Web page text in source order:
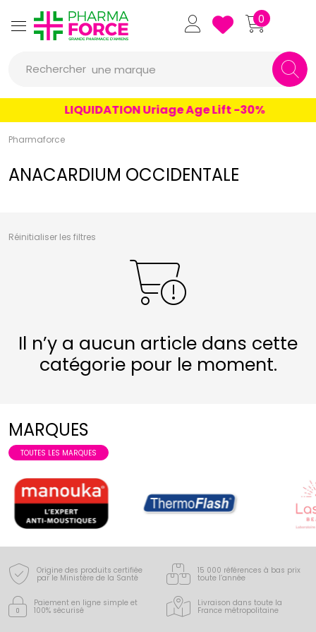
Pharmaforce Grande Pharmacie
0
Rechercher
un conseil
un produit
une marque
LIQUIDATION Uriage Age Lift -30%
Pharmaforce
ANACARDIUM OCCIDENTALE
Réinitialiser les filtres
Il n’y a aucun article dans cette
catégorie pour le moment.
MARQUES
TOUTES LES MARQUES
Origine des produits certifiée
par le Ministère de la Santé
15 000 références à bas prix
toute l’année
Paiement en ligne simple et
100% sécurisé
Livraison dans toute la
France métropolitaine